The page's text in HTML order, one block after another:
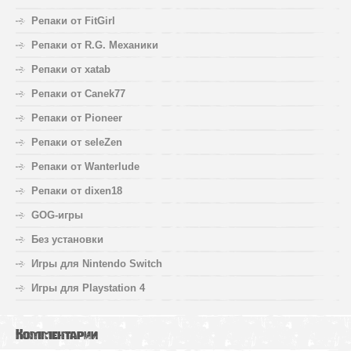
Репаки от FitGirl
Репаки от R.G. Механики
Репаки от xatab
Репаки от Canek77
Репаки от Pioneer
Репаки от seleZen
Репаки от Wanterlude
Репаки от dixen18
GOG-игры
Без установки
Игры для Nintendo Switch
Игры для Playstation 4
Комментарии